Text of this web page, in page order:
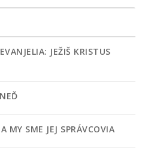
JEŽIŠ KRISTUS
MY SME JEJ SPRÁVCOVIA